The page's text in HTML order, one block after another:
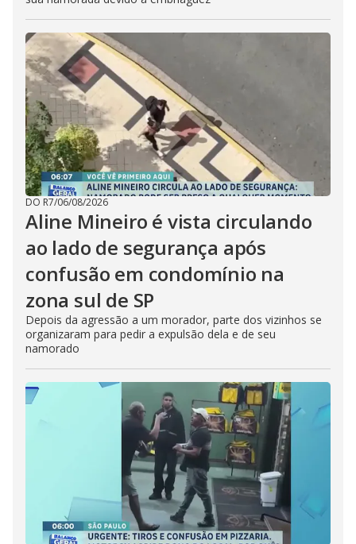
DO R7/06/08/2026
Aline Mineiro é vista circulando
ao lado de segurança após
confusão em condomínio na
zona sul de SP
Depois da agressão a um morador, parte dos vizinhos se
organizaram para pedir a expulsão dela e de seu
namorado